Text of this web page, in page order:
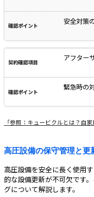
安全対策
アフター
緊急時の
「参照：キュービクルとは？自
高圧設備の保守管理と更
高圧設備を安全に長く使用
的な設備更新が不可欠です
グについて解説します。